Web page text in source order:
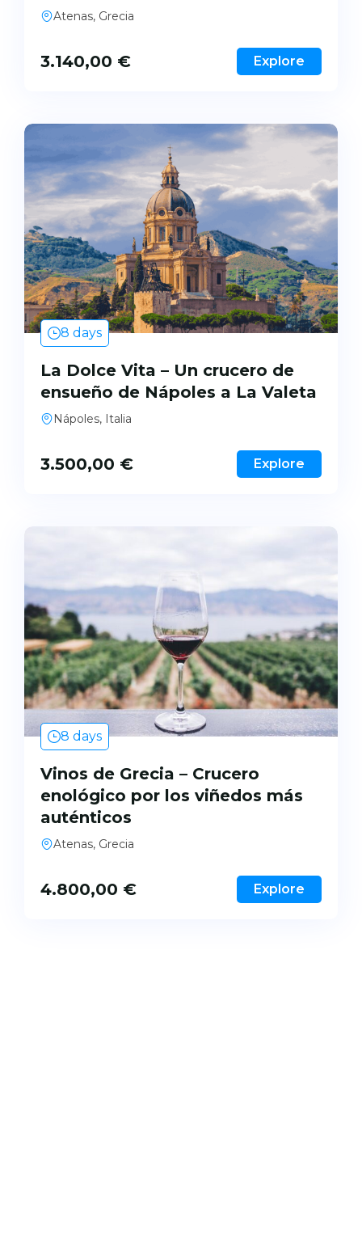
Atenas, Grecia
3.140,00 € Explore
8 days
La Dolce Vita – Un crucero de
ensueño de Nápoles a La Valeta
Nápoles, Italia
3.500,00 € Explore
8 days
Vinos de Grecia – Crucero
enológico por los viñedos más
auténticos
Atenas, Grecia
4.800,00 € Explore